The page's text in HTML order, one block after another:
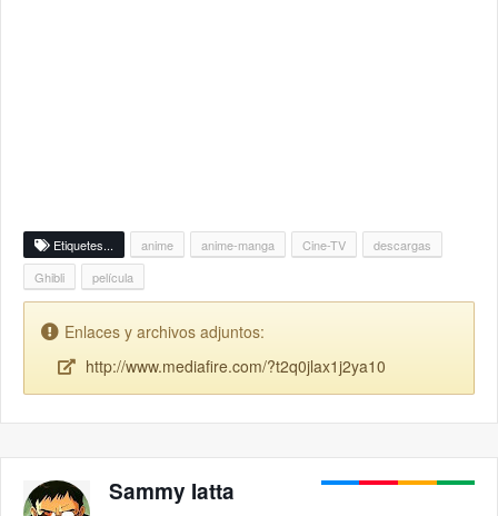
Etiquetes... anime anime-manga Cine-TV
descargas
Ghibli
película
Enlaces y archivos adjuntos:
http://www.mediafire.com/?t2q0jlax1j2ya10
Sammy Iatta